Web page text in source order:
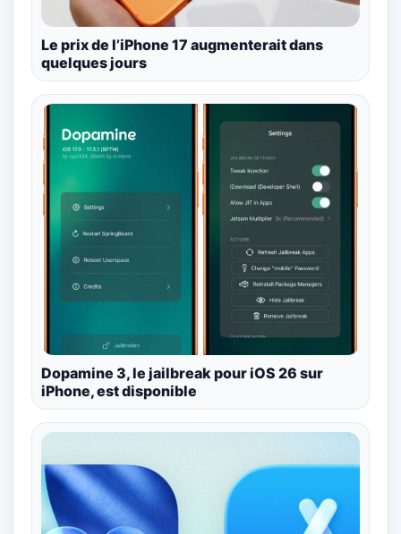
Le prix de l’iPhone 17 augmenterait dans
quelques jours
Dopamine 3, le jailbreak pour iOS 26 sur
iPhone, est disponible